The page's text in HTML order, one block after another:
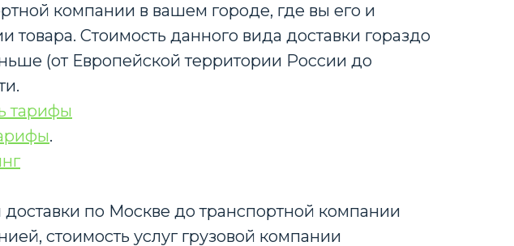
компании в вашем городе, где вы его и
товара. Стоимость данного вида доставки гораздо
(от Европейской территории России до
тарифы
.
по Москве до транспортной компании
стоимость услуг грузовой компании